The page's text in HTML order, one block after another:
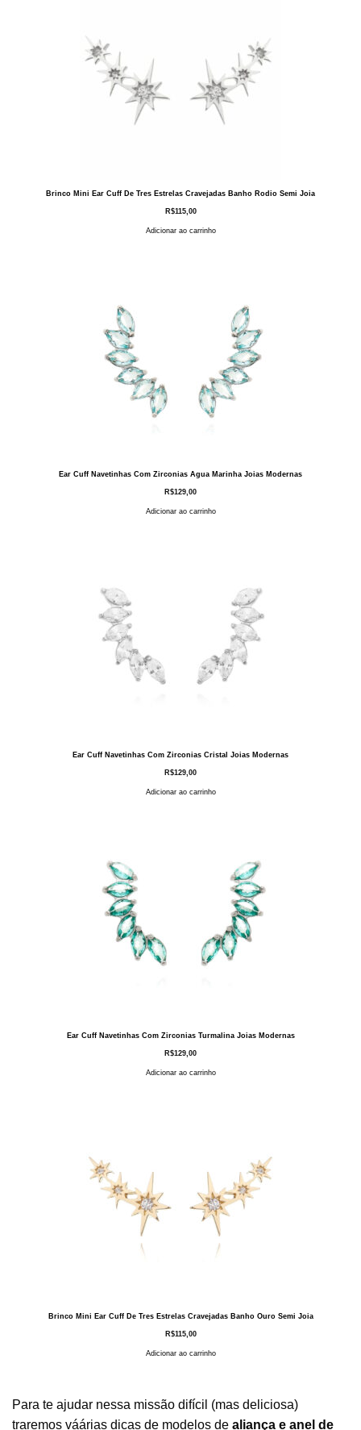
Brinco Mini Ear Cuff De Tres Estrelas Cravejadas Banho Rodio Semi Joia
R$115,00
Adicionar ao carrinho
Ear Cuff Navetinhas Com Zirconias Agua Marinha Joias Modernas
R$129,00
Adicionar ao carrinho
Ear Cuff Navetinhas Com Zirconias Cristal Joias Modernas
R$129,00
Adicionar ao carrinho
Ear Cuff Navetinhas Com Zirconias Turmalina Joias Modernas
R$129,00
Adicionar ao carrinho
Brinco Mini Ear Cuff De Tres Estrelas Cravejadas Banho Ouro Semi Joia
R$115,00
Adicionar ao carrinho
Para te ajudar nessa missão difícil (mas deliciosa)
traremos váárias dicas de modelos de aliança e anel de